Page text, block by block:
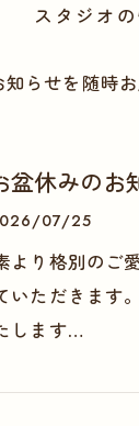
スタジオ
らせを随時お
盆休みのお
07/25
より格別のご
いただきます
します…